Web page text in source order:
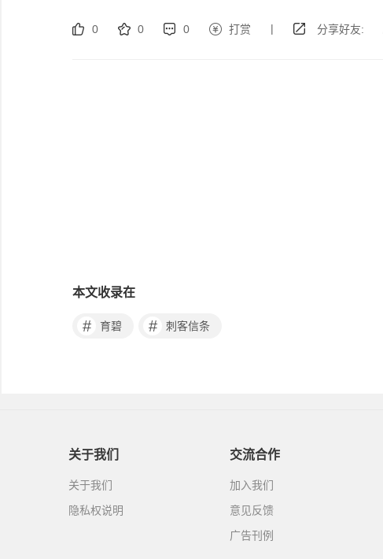
0 0 0 打赏 | 分享好友:
本文收录在
# 育碧 # 刺客信条
关于我们
关于我们
隐私权说明
交流合作
加入我们
意见反馈
广告刊例